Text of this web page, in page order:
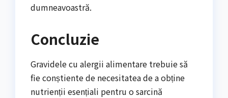
dumneavoastră.
Concluzie
Gravidele cu alergii alimentare trebuie să
fie conștiente de necesitatea de a obține
nutrienții esențiali pentru o sarcină